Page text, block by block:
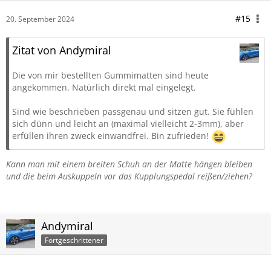
20. September 2024 #15
Zitat von Andymiral
Die von mir bestellten Gummimatten sind heute
angekommen. Natürlich direkt mal eingelegt.
Sind wie beschrieben passgenau und sitzen gut. Sie fühlen
sich dünn und leicht an (maximal vielleicht 2-3mm), aber
erfüllen ihren zweck einwandfrei. Bin zufrieden!
Kann man mit einem breiten Schuh an der Matte hängen bleiben
und die beim Auskuppeln vor das Kupplungspedal reißen/ziehen?
Andymiral
Fortgeschrittener